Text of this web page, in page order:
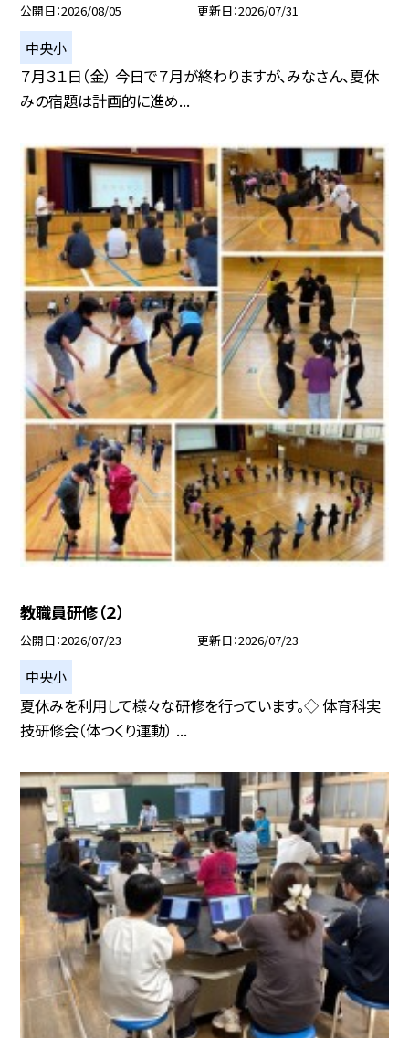
公開日 2026/08/05 更新日 2026/07/31
中央小
７月３１日（金） 今日で７月が終わりますが、みなさん、夏休
みの宿題は計画的に進め...
教職員研修（２）
公開日 2026/07/23 更新日 2026/07/23
中央小
夏休みを利用して様々な研修を行っています。◇ 体育科実
技研修会（体つくり運動） ...